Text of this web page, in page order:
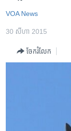
ទំព័រ​
ព័ត៌មាន​​
រំលង​
ព្រឹត្តិការណ៍ព័ត៌មាន
VOA News
30 សីហា 2015
ចែករំលែក